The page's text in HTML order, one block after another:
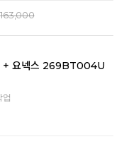
163,000
+ 요넥스 269BT004U
업